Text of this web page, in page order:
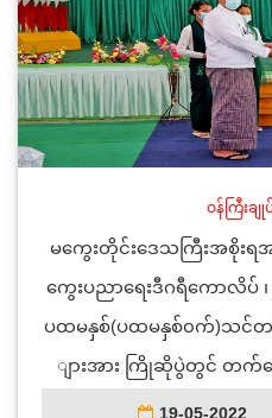
ဝန်ကြီးချု
မကွေးတိုင်းဒေသကြီးအစိုးရ
ကွေးပညာရေးဒီဂရီကောလိပ်
ပထမနှစ်(ပထမနှစ်၀က်)သင်တန်
ျားအား ကြိုဆိုပွဲတွင် တက်ရေ
19-05-2022